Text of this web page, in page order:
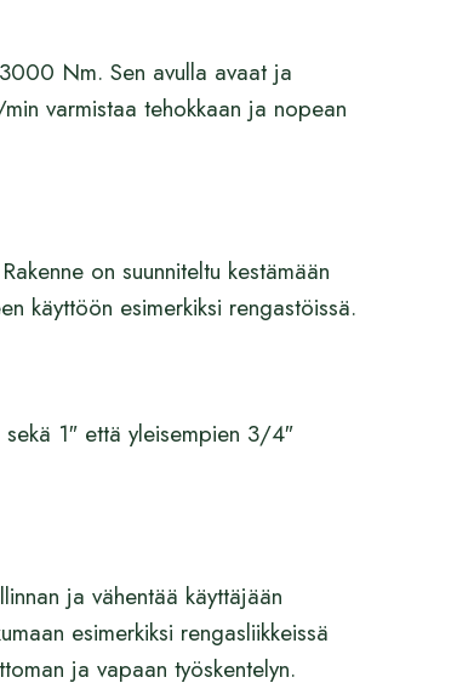
Nm. Sen avulla avaat ja
varmistaa tehokkaan ja nopean
on suunniteltu kestämään
käyttöön esimerkiksi rengastöissä.
1″ että yleisempien 3/4″
ja vähentää käyttäjään
esimerkiksi rengasliikkeissä
ja vapaan työskentelyn.